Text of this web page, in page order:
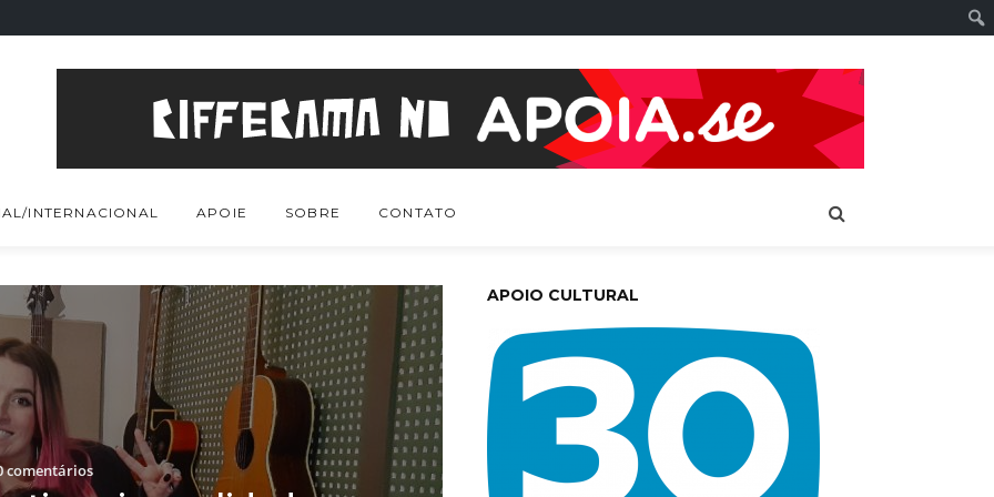
INTERNACIONAL APOIE SOBRE CONTATO
comentários
APOIO CULTURAL